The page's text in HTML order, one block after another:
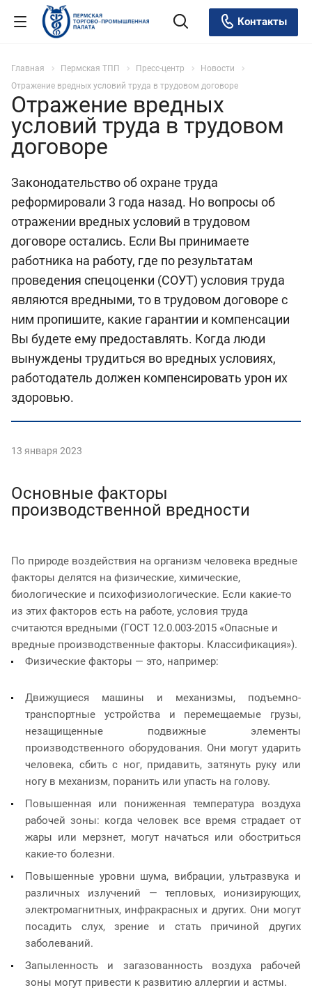
Контакты
Главная Пермская ТПП Пресс-центр
Новости
Отражение вредных условий труда в трудовом договоре
Отражение вредных
условий труда в трудовом
договоре
Законодательство об охране труда
реформировали 3 года назад. Но вопросы об
отражении вредных условий в трудовом
договоре остались. Если Вы принимаете
работника на работу, где по результатам
проведения спецоценки (СОУТ) условия труда
являются вредными, то в трудовом договоре с
ним пропишите, какие гарантии и компенсации
Вы будете ему предоставлять. Когда люди
вынуждены трудиться во вредных условиях,
работодатель должен компенсировать урон их
здоровью.
13 января 2023
Основные факторы
производственной вредности
По природе воздействия на организм человека вредные
факторы делятся на физические, химические,
биологические и психофизиологические. Если какие-то
из этих факторов есть на работе, условия труда
считаются вредными (ГОСТ 12.0.003-2015 «Опасные и
вредные производственные факторы. Классификация»).
Физические факторы — это, например:
Движущиеся машины и механизмы, подъемно-
транспортные устройства и перемещаемые грузы,
незащищенные подвижные элементы
производственного оборудования. Они могут ударить
человека, сбить с ног, придавить, затянуть руку или
ногу в механизм, поранить или упасть на голову.
Повышенная или пониженная температура воздуха
рабочей зоны: когда человек все время страдает от
жары или мерзнет, могут начаться или обостриться
какие-то болезни.
Повышенные уровни шума, вибрации, ультразвука и
различных излучений — тепловых, ионизирующих,
электромагнитных, инфракрасных и других. Они могут
посадить слух, зрение и стать причиной других
заболеваний.
Запыленность и загазованность воздуха рабочей
зоны могут привести к развитию аллергии и астмы.